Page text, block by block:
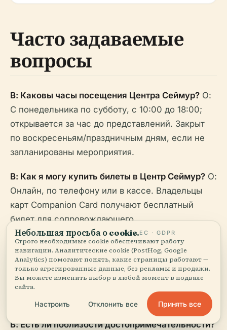
Часто задаваемые
вопросы
В: Каковы часы посещения Центра Сеймур? О:
С понедельника по субботу, с 10:00 до 18:00;
открывается за час до представлений. Закрыт
по воскресеньям/праздничным дням, если не
запланированы мероприятия.
В: Как я могу купить билеты в Центр Сеймур? О:
Онлайн, по телефону или в кассе. Владельцы
карт Companion Card получают бесплатный
билет для сопровождающего.
В: Доступно ли место для людей в инвалидных
колясках?О: Да, с полным доступом на лифте,
доступными туалетами, местами для
инвалидных колясок и сопровождающих, а
также индукционными петлями.
В: Есть ли поблизости достопримечательности?
Небольшая просьба о cookie.ЕС · GDPR
Строго необходимые cookie обеспечивают работу
навигации. Аналитические cookie (PostHog, Google
Analytics) помогают понять, какие страницы работают —
только агрегированные данные, без рекламы и продажи.
Вы можете изменить выбор в любой момент в подвале
сайта.
Настроить Отклонить все Принять все